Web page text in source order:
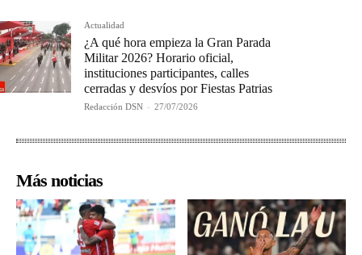
Actualidad
¿A qué hora empieza la Gran Parada
Militar 2026? Horario oficial,
instituciones participantes, calles
cerradas y desvíos por Fiestas Patrias
Redacción DSN - 27/07/2026
Más noticias